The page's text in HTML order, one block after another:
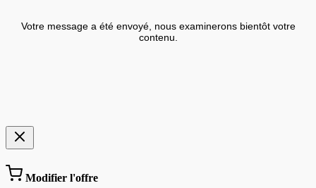
Votre message a été envoyé, nous examinerons bientôt votre
contenu.
Modifier l'offre